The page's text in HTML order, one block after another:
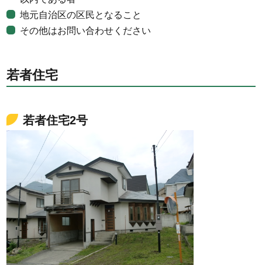
地元自治区の区民となること
その他はお問い合わせください
若者住宅
若者住宅2号